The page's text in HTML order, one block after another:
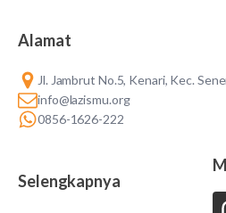
Alamat
Jl. Jambrut No.5, Kenari, Kec.
info@lazismu.org
0856-1626-222
Selengkapnya